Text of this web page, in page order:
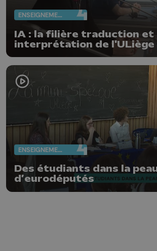
ENSEIGNEMENT
IA : la filière traduction et
interprétation de
disparaître ?
ENSEIGNEMENT
Des étudiants dans la
d’eurodéputés